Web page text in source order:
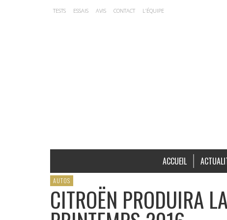
TESTS ESSAIS AVIS CONTACT L’ÉQUIPE
ACCUEIL
AUTOS
CITROËN PRODUIRA